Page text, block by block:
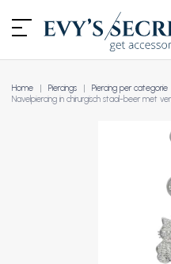
Home Piercings Piercing per categorie
Navelpiercing in chirurgisch staal-beer met